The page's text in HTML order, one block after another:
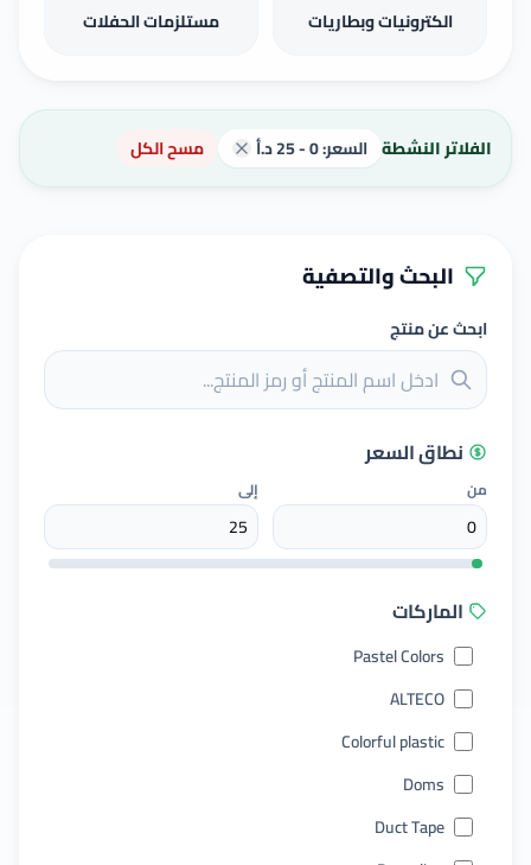
الكترونيات وبطاريات مستلزمات الحفلات
الفلاتر النشطة السعر: 0 - 25 د.أ مسح الكل
البحث والتصفية
ابحث عن منتج
نطاق السعر
من إلى
الماركات
Pastel Colors
ALTECO
Colorful plastic
Doms
Duct Tape